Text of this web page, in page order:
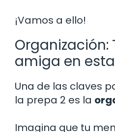
¡Vamos a ello!
Organización:
amiga en
Una de las claves
la prepa 2 es la
Imagina que tu